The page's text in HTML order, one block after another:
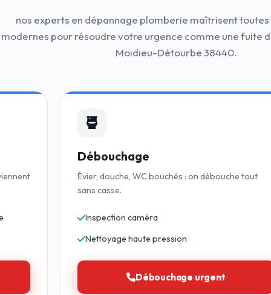
nos experts en dépannage plomberie maîtrisent toutes
modernes pour résoudre votre urgence comme une fuite
Moidieu-Détourbe 38440.
Débouchage
Évier, douche, WC bouchés : on débouche tout
sans casse.
Inspection caméra
Nettoyage haute pression
Débouchage urgent